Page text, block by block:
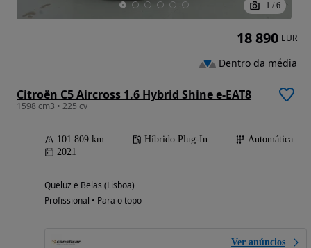
1 / 6
Citroën C5 Aircross 1.6 Hybrid Shine e-EAT8
1598 cm3 • 225 cv
101 809 km Híbrido Plug-In
Automática
2021
Queluz e Belas (Lisboa)
Profissional • Para o topo
Ver anúncios
18 890 EUR
Dentro da média